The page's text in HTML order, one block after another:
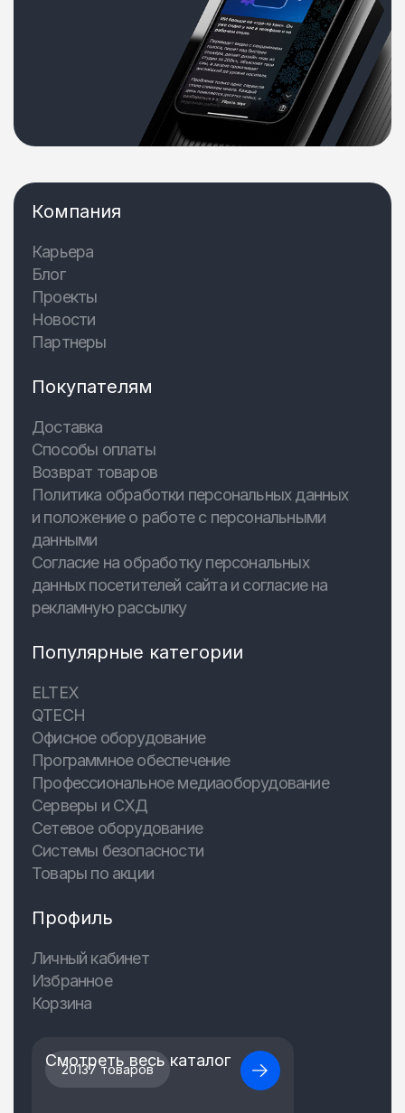
Компания
Карьера
Блог
Проекты
Новости
Партнеры
Покупателям
Доставка
Способы оплаты
Возврат товаров
Политика обработки персональных данных
и положение о работе с персональными
данными
Согласие на обработку персональных
данных посетителей сайта и согласие на
рекламную рассылку
Популярные категории
ELTEX
QTECH
Офисное оборудование
Программное обеспечение
Профессиональное медиаоборудование
Серверы и СХД
Сетевое оборудование
Системы безопасности
Товары по акции
Профиль
Личный кабинет
Избранное
Корзина
20137 товаров
Смотреть весь каталог